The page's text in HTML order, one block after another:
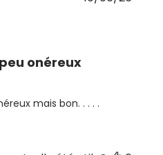
onéreux
mais bon. . . . .